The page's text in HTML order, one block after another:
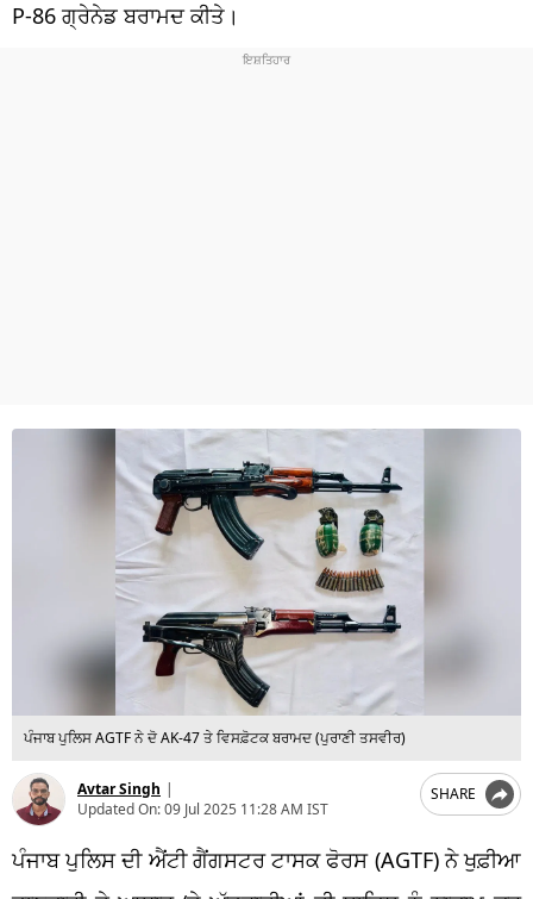
ਖੇਡਾਂ
P-86 ਗ੍ਰੇਨੇਡ ਬਰਾਮਦ ਕੀਤੇ।
ਪੰਜਾਬ ਪੁਲਿਸ AGTF ਨੇ ਦੋ AK-47 ਤੇ ਵਿਸਫ਼ੋਟਕ ਬਰਾਮਦ (ਪੁਰਾਣੀ ਤਸਵੀਰ)
Avtar Singh |
Updated On:09 Jul 2025 11:28 AM IST
SHARE
ਪੰਜਾਬ ਪੁਲਿਸ ਦੀ ਐਂਟੀ ਗੈਂਗਸਟਰ ਟਾਸਕ ਫੋਰਸ (AGTF) ਨੇ ਖੁਫ਼ੀਆ